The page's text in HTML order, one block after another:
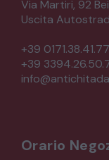
Via Martiri, 92
Uscita
+39 0171.38.41.77
+39
Orario